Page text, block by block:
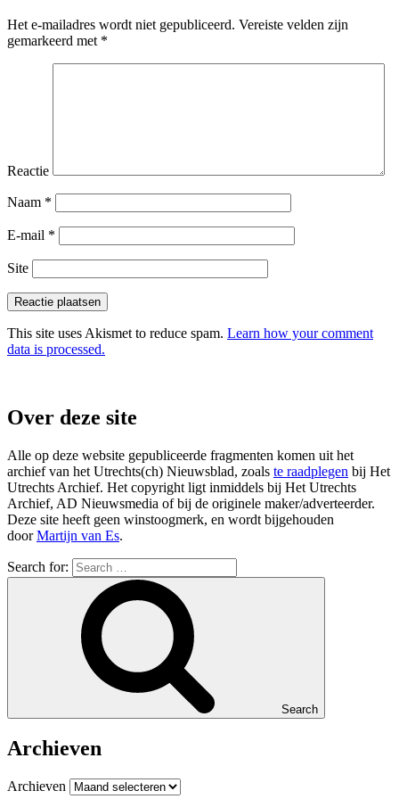
Het e-mailadres wordt niet gepubliceerd. Vereiste velden zijn
gemarkeerd met *
Reactie
Naam *
E-mail *
Site
This site uses Akismet to reduce spam. Learn how your comment
data is processed.
Over deze site
Alle op deze website gepubliceerde fragmenten komen uit het
archief van het Utrechts(ch) Nieuwsblad, zoals te raadplegen bij Het
Utrechts Archief. Het copyright ligt inmiddels bij Het Utrechts
Archief, AD Nieuwsmedia of bij de originele maker/adverteerder.
Deze site heeft geen winstoogmerk, en wordt bijgehouden
doorMartijn van Es.
Search for:
Search
Archieven
Archieven